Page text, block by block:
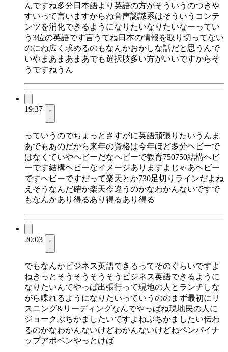
んですね多分日本語より英語の方がそういうのつきや
すいって言いますからね音声認識系はそういうコンテ
ンツを消化できるようになりたいなりたいなーってい
う3位の英語です言うてね日本の情報を取り切ってない
のにね広く求めるのもなんかおかしな話だと思うんで
いやまあまあまあでも選択肢多い方がいいですからそ
うですねうん
19:37
っていうのでちょっとさすがに英語頑張りたいうんま
あでもあのだから来年の資格は今年ほど多分ヘビーで
はなくていやヘビーだなヘビーで教育750750結構ヘビ
ーです結構ヘビーなイメージありますよじゃあヘビー
ですヘビーですだって楽天とか730足切りラインだよね
えそうなんだ確か楽天今違うのかなわかんないですで
もなんかあり得るあり得るあり得る
20:03
でもなんかビジネス英語できるってそのぐらいですよ
ねきっとそうそうそうそうビジネス英語できるように
なりたいんでやっぱ出張行って現地の人とランチしな
がら喋れるようになりたいっていうののまず最初にリ
スニング&リーディングなんでやっぱね現地民の人に
ジョークぶちかましたいですよねぶちかましたい伝わ
るのかなわかんないけどわかんないけどねペンパイナ
ップアポペンやっとけば